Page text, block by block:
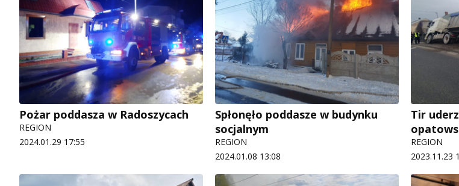
Pożar poddasza w Radoszycach
REGION
2024.01.29 17:55
Spłonęło poddasze w budynku
socjalnym
REGION
2024.01.08 13:08
Tir
REGION
2023.11.23